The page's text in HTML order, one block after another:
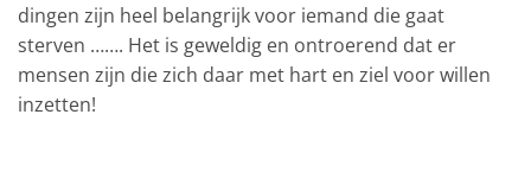
dingen zijn heel belangrijk voor iemand die gaat
sterven ……. Het is geweldig en ontroerend dat er
mensen zijn die zich daar met hart en ziel voor willen
inzetten!